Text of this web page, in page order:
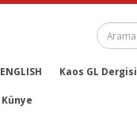
ENGLISH Kaos GL Dergisi
Künye